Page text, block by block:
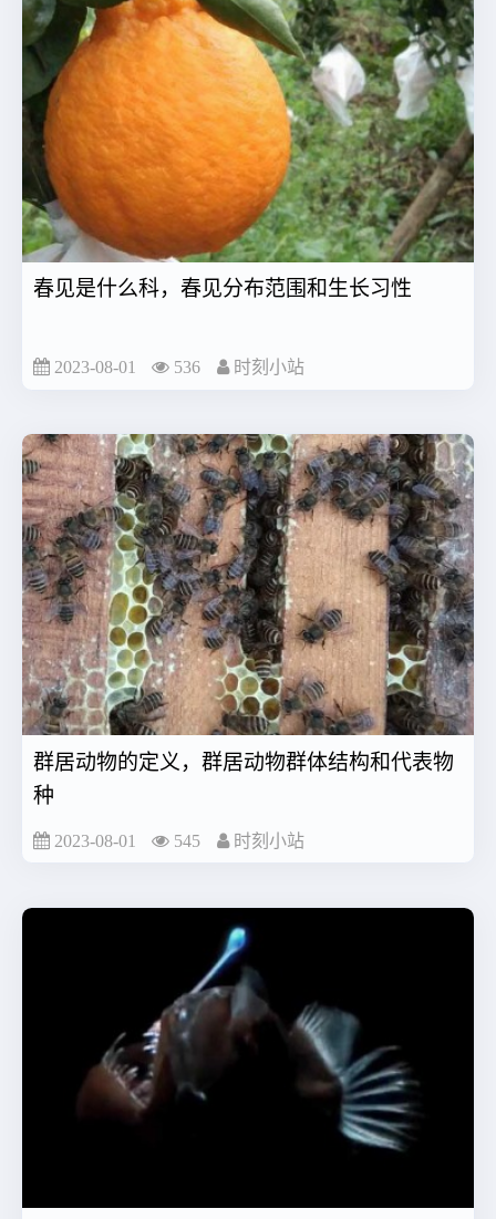
春见是什么科，春见分布范围和生长习性
2023-08-01 536 时刻小站
群居动物的定义，群居动物群体结构和代表物
种
2023-08-01 545 时刻小站